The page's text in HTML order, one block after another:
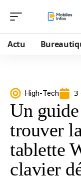
Actu
High-Tech 3
Un
trouver
tablette
clavier